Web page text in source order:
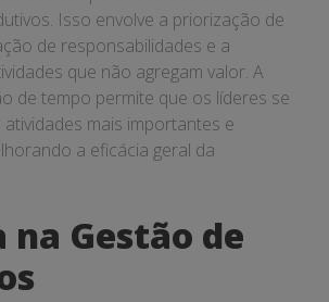
Isso envolve a priorização de
de responsabilidades e a
que não agregam valor. A
de tempo permite que os líderes se
mais importantes e
a eficácia geral da
na Gestão de